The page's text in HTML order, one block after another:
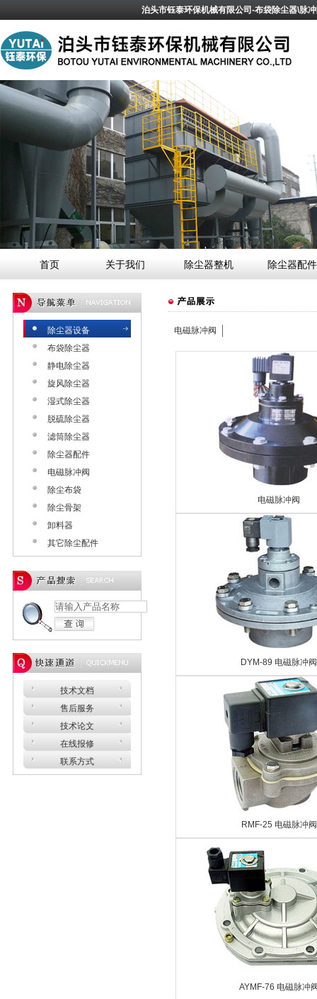
泊头市钰泰环保机械有限公司-布袋除尘器\脉
首页 关于我们 除尘器整机 除尘器配件
除尘器设备
布袋除尘器
静电除尘器
旋风除尘器
湿式除尘器
脱硫除尘器
滤筒除尘器
除尘器配件
电磁脉冲阀
除尘布袋
除尘骨架
卸料器
其它除尘配件
技术文档
售后服务
技术论文
在线报修
联系方式
电磁脉冲阀
电磁脉冲阀
DYM-89 电磁脉冲阀
RMF-25 电磁脉冲阀
AYMF-76 电磁脉冲